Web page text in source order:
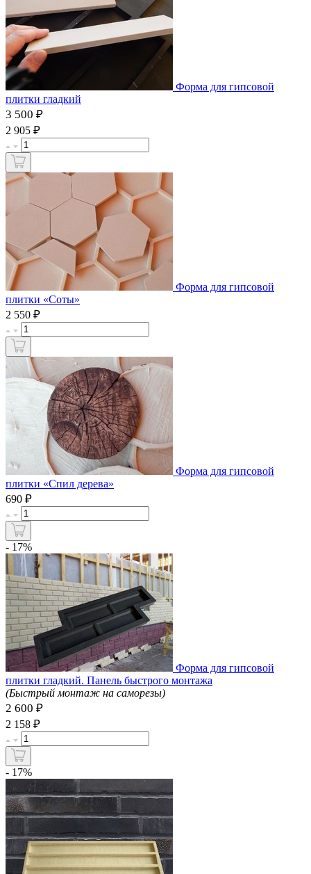
Форма для гипсовой
плитки гладкий
3 500 ₽
2 905 ₽
Форма для гипсовой
плитки «Соты»
2 550 ₽
Форма для гипсовой
плитки «Спил дерева»
690 ₽
- 17%
Форма для гипсовой
плитки гладкий. Панель быстрого монтажа
(Быстрый монтаж на саморезы)
2 600 ₽
2 158 ₽
- 17%